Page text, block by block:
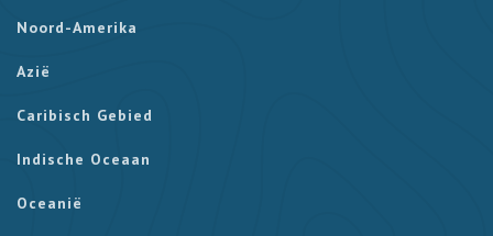
Noord-Amerika
Azië
Caribisch Gebied
Indische Oceaan
Oceanië